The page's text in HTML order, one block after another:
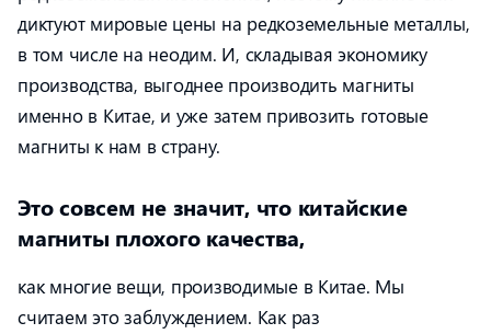
диктуют мировые цены на редкоземельные металлы,
в том числе на неодим. И, складывая экономику
производства, выгоднее производить магниты
именно в Китае, и уже затем привозить готовые
магниты к нам в страну.
Это совсем не значит, что китайские
магниты плохого качества,
как многие вещи, производимые в Китае. Мы
считаем это заблуждением. Как раз